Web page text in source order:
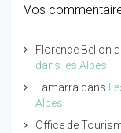
Vos
Florence Bellon
dans les Alpes
Tamarra dans
Alpes
Office de